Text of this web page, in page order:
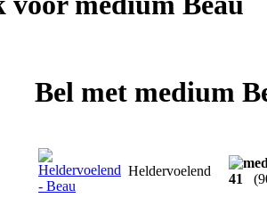
Bel met medium
Heldervoelend
41